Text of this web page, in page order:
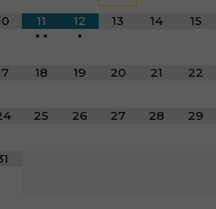
11
• •
12
•
13 14 15
18 19 20 21 22
25 26 27 28 29